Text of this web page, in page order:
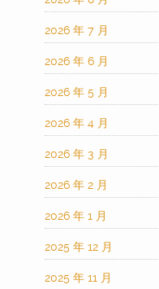
2026 年 7 月
2026 年 6 月
2026 年 5 月
2026 年 4 月
2026 年 3 月
2026 年 2 月
2026 年 1 月
2025 年 12 月
2025 年 11 月